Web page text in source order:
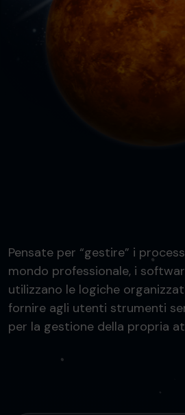
Pensate per “gestire” i
mondo professionale, i
utilizzano le logiche
fornire agli utenti strumenti
per la gestione della propria